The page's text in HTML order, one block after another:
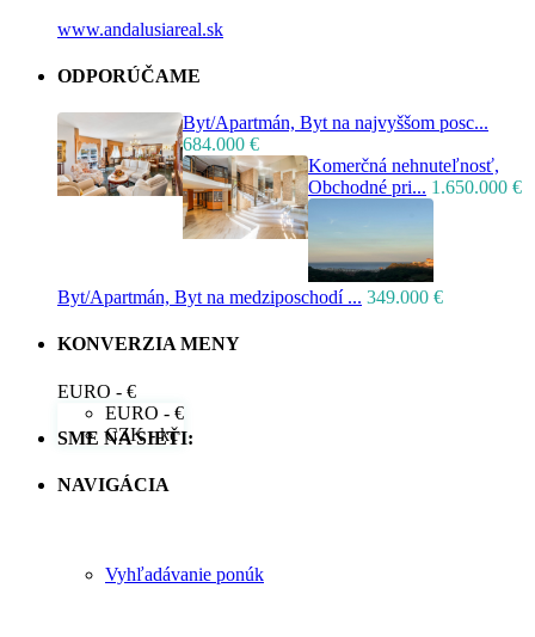
www.andalusiareal.sk
ODPORÚČAME
Byt/Apartmán, Byt na najvyššom posc...
684.000 €
Komerčná nehnuteľnosť,
Obchodné pri... 1.650.000 €
Byt/Apartmán, Byt na medziposchodí ... 349.000 €
KONVERZIA MENY
EURO - €
EURO - €
CZK - kč
SME NA SIETI:
NAVIGÁCIA
Vyhľadávanie ponúk